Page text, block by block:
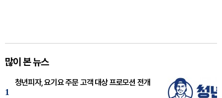
많이 본 뉴스
1
청년피자, 요기요 주문 고객 대상 프로모션 전개